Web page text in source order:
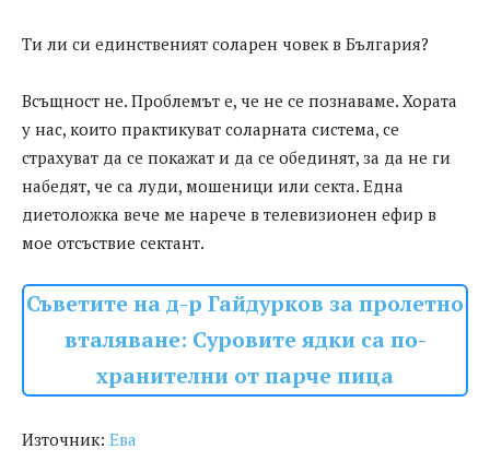
Ти ли си единственият соларен човек в България?
Всъщност не. Проблемът е, че не се познаваме. Хората
у нас, които практикуват соларната система, се
страхуват да се покажат и да се обединят, за да не ги
набедят, че са луди, мошеници или секта. Една
диетоложка вече ме нарече в телевизионен ефир в
мое отсъствие сектант.
Съветите на д-р Гайдурков за пролетно
вталяване: Суровите ядки са по-
хранителни от парче пица
Източник: Ева